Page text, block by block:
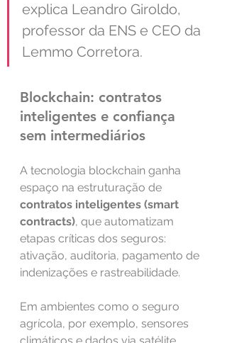
explica Leandro Giroldo,
professor da ENS e CEO da
Lemmo Corretora.
Blockchain: contratos
inteligentes e confiança
sem intermediários
A tecnologia blockchain ganha
espaço na estruturação de
contratos inteligentes (smart
contracts), que automatizam
etapas críticas dos seguros:
ativação, auditoria, pagamento de
indenizações e rastreabilidade.
Em ambientes como o seguro
agrícola, por exemplo, sensores